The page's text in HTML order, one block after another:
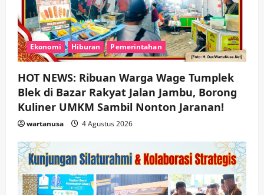
Ekonomi Hiburan Pemerintahan
HOT NEWS: Ribuan Warga Wage Tumplek
Blek di Bazar Rakyat Jalan Jambu, Borong
Kuliner UMKM Sambil Nonton Jaranan!
wartanusa 4 Agustus 2026